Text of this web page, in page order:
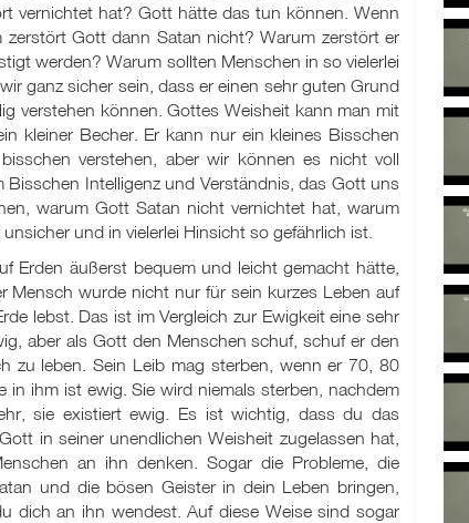
vernichtet hat? Gott hätte das tun können. Wenn
Gott dann Satan nicht? Warum zerstört er
werden? Warum sollten Menschen in so vielerlei
ganz sicher sein, dass er einen sehr guten Grund
verstehen können. Gottes Weisheit kann man mit
kleiner Becher. Er kann nur ein kleines Bisschen
verstehen, aber wir können es nicht voll
Intelligenz und Verständnis, das Gott uns
warum Gott Satan nicht vernichtet hat, warum
und in vielerlei Hinsicht so gefährlich ist.
Erden äußerst bequem und leicht gemacht hätte,
Mensch wurde nicht nur für sein kurzes Leben auf
lebst. Das ist im Vergleich zur Ewigkeit eine sehr
aber als Gott den Menschen schuf, schuf er den
zu leben. Sein Leib mag sterben, wenn er 70, 80
in ihm ist ewig. Sie wird niemals sterben, nachdem
sie existiert ewig. Es ist wichtig, dass du das
in seiner unendlichen Weisheit zugelassen hat,
an ihn denken. Sogar die Probleme, die
und die bösen Geister in dein Leben bringen,
dich an ihn wendest. Auf diese Weise sind sogar